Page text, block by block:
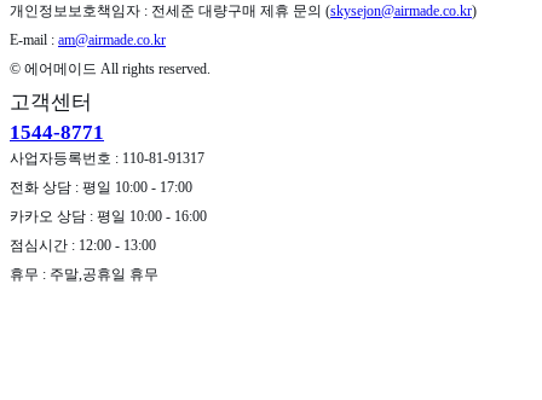
개인정보보호책임자 : 전세준 대량구매 제휴 문의 (skysejon@airmade.co.kr)
E-mail : am@airmade.co.kr
© 에어메이드 All rights reserved.
고객센터
1544-8771
사업자등록번호 : 110-81-91317
전화 상담 : 평일 10:00 - 17:00
카카오 상담 : 평일 10:00 - 16:00
점심시간 : 12:00 - 13:00
휴무 : 주말,공휴일 휴무